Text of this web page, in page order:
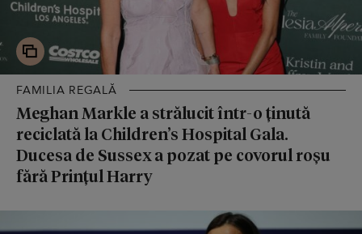
FAMILIA REGALĂ
Meghan Markle a strălucit într-o ținută
reciclată la Children’s Hospital Gala.
Ducesa de Sussex a pozat pe covorul roșu
fără Prințul Harry